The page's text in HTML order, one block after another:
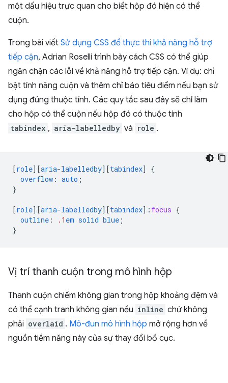
một dấu hiệu trực quan cho biết hộp đó hiện có thể
cuộn.
Trong bài viết Sử dụng CSS để thực thi khả năng hỗ trợ
tiếp cận, Adrian Roselli trình bày cách CSS có thể giúp
ngăn chặn các lỗi về khả năng hỗ trợ tiếp cận. Ví dụ: chỉ
bật tính năng cuộn và thêm chỉ báo tiêu điểm nếu bạn sử
dụng đúng thuộc tính. Các quy tắc sau đây sẽ chỉ làm
cho hộp có thể cuộn nếu hộp đó có thuộc tính
tabindex , aria-labelledby và role .
[role][aria-labelledby][tabindex]
{
overflow : auto ;
}
[role][aria-labelledby][tabindex] : focus {
outline : .1 em solid blue ;
}
Vị trí thanh cuộn trong mô hình hộp
Thanh cuộn chiếm không gian trong hộp khoảng đệm và
có thể cạnh tranh không gian nếu inline chứ không
phải overlaid . Mô-đun mô hình hộp mở rộng hơn về
nguồn tiềm năng này của sự thay đổi bố cục.